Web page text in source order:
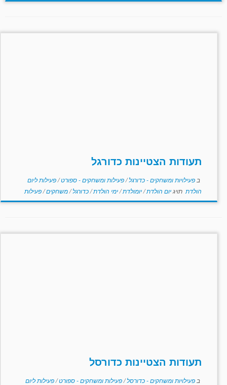
תעודות הצטיינות כדורגל
ב פעילויות ומשחקים - כדורגל/פעילות ומשחקים - ספורט/פעילות ליום
הולדת תויגיום הולדת/יומולדת/ימי הולדת/כדורגל/משחקים/פעילות
תעודות הצטיינות כדורסל
ב פעילויות ומשחקים - כדורסל/פעילות ומשחקים - ספורט/פעילות ליום